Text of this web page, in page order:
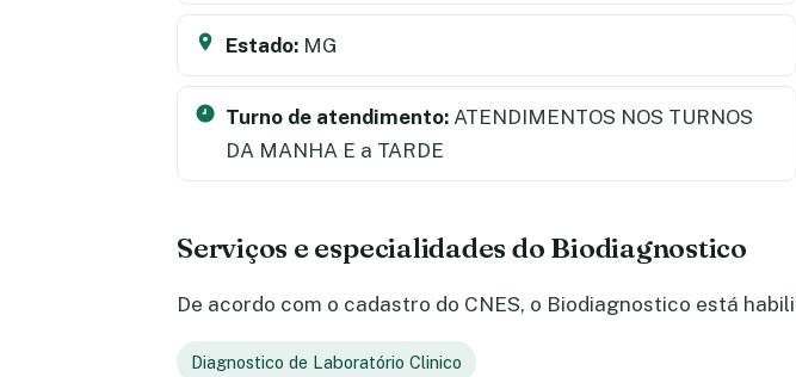
Estado: MG
Turno de atendimento: ATENDIMENTOS NOS TURNOS
DA MANHA E a TARDE
Serviços e especialidades do Biodiagnostico
De acordo com o cadastro do CNES, o Biodiagnostico está
Diagnostico de Laboratório Clinico